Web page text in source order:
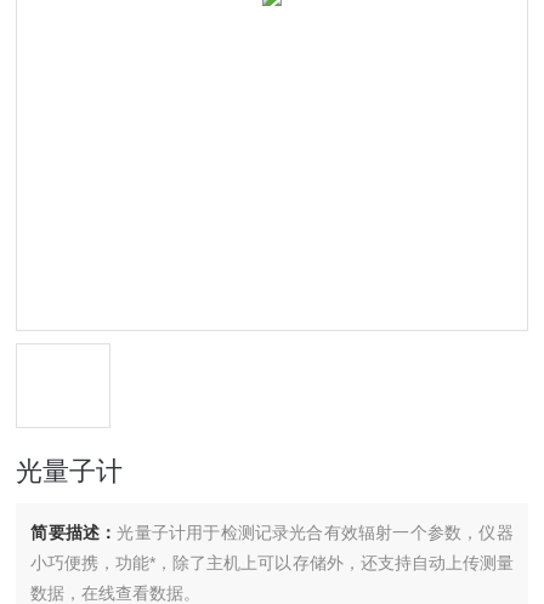
光量子计
简要描述：光量子计用于检测记录光合有效辐射一个参数，仪器
小巧便携，功能*，除了主机上可以存储外，还支持自动上传测量
数据，在线查看数据。